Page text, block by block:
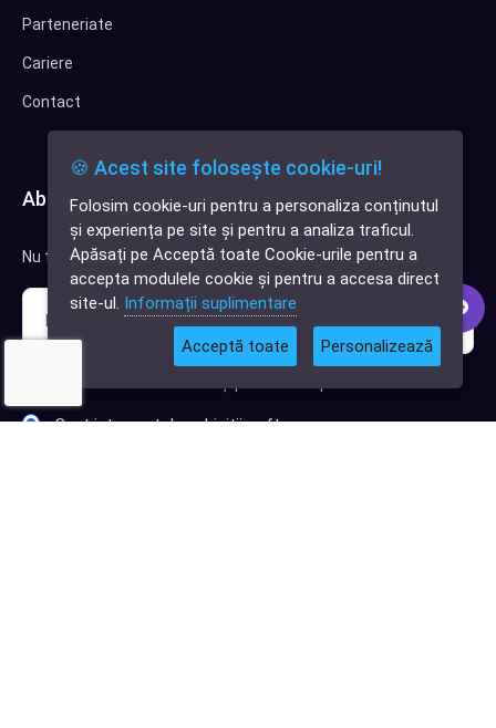
✕
Cauți o aplicație
software?
Parteneriate
Cariere
Contact
Abonează-te la newsletter
Nu trimitem spam, deci nu îți face griji.
Sunt interesat de achiziții software
🍪 Acest site folosește cookie-uri!
Folosim cookie-uri pentru a personaliza conținutul
și experiența pe site și pentru a analiza traficul.
Apăsați pe Acceptă toate Cookie-urile pentru a
accepta modulele cookie și pentru a accesa direct
site-ul. Informații suplimentare
Acceptă toate Personalizează